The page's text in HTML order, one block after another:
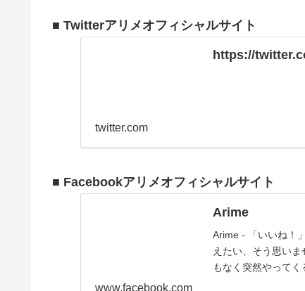
■ Twitterアリメオフィシャルサイト
https://
twitter.com
■ Facebookアリメオフィシャルサイト
Arime
Arime - 「いいね！
えたい、そう思い
もなく突然やってく
www.facebook.com